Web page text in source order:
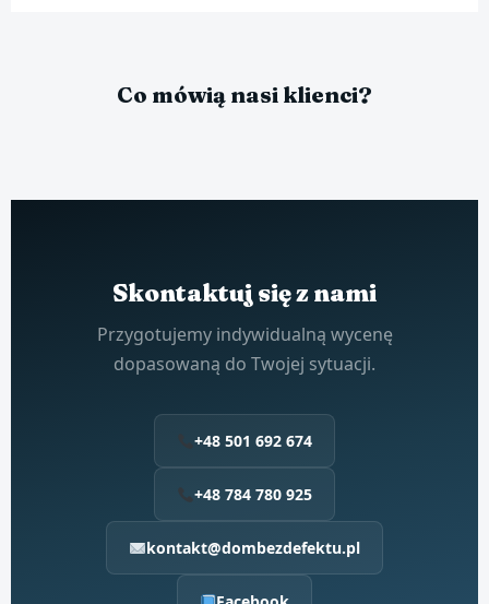
Co mówią nasi klienci?
Skontaktuj się z nami
Przygotujemy indywidualną wycenę
dopasowaną do Twojej sytuacji.
+48 501 692 674
+48 784 780 925
kontakt@dombezdefektu.pl